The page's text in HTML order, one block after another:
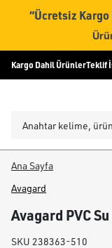
“Ücretsiz
Kargo Dahil ÜrünlerTeklif
Ana Sayfa
Avagard
Avagard PVC
SKU 238363-510